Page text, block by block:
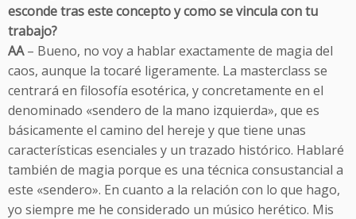
esconde tras este concepto y como se vincula con tu
trabajo?
AA– Bueno, no voy a hablar exactamente de magia del
caos, aunque la tocaré ligeramente. La masterclass se
centrará en filosofía esotérica, y concretamente en el
denominado «sendero de la mano izquierda», que es
básicamente el camino del hereje y que tiene unas
características esenciales y un trazado histórico. Hablaré
también de magia porque es una técnica consustancial a
este «sendero». En cuanto a la relación con lo que hago,
yo siempre me he considerado un músico herético. Mis